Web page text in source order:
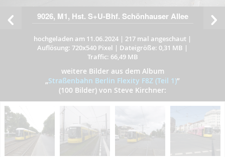
9026, M1, Hst. S+U-Bhf. Schönhauser Allee
hochgeladen am 11.06.2024 | 217 mal angeschaut |
Auflösung: 720x540 Pixel | Dateigröße: 0,31 MB |
Traffic: 66,49 MB
weitere Bilder aus dem Album
„Straßenbahn Berlin Flexity F8Z (Teil 1)”
(100 Bilder) von Steve Kirchner: